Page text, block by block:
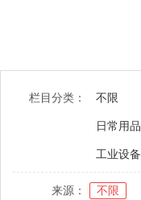
栏目分类： 不限
日常用品
工业设备
来源： 不限